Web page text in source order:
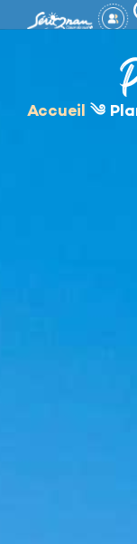
principal
Accueil ༄